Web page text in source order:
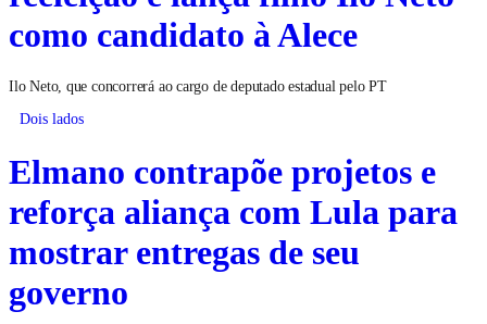
como candidato à Alece
Ilo Neto, que concorrerá ao cargo de deputado estadual pelo PT
Dois lados
Elmano contrapõe projetos e
reforça aliança com Lula para
mostrar entregas de seu
governo